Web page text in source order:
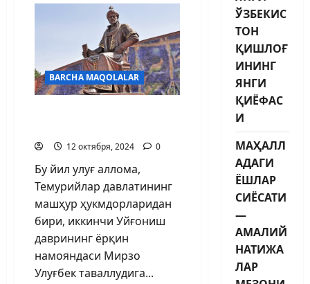
BARCHA MAQOLALAR
12 октября, 2024 0
Бу йил улуғ аллома,
Темурийлар давлатининг
машҳур ҳукмдорларидан
бири, иккинчи Уйғониш
даврининг ёрқин
намояндаси Мирзо
Улуғбек таваллудига...
ЎЗБЕКИС
ТОН
ҚИШЛОҒ
ИНИНГ
ЯНГИ
ҚИЁФАС
И
МАҲАЛЛ
АДАГИ
ЁШЛАР
СИЁСАТИ
—
АМАЛИЙ
НАТИЖА
ЛАР